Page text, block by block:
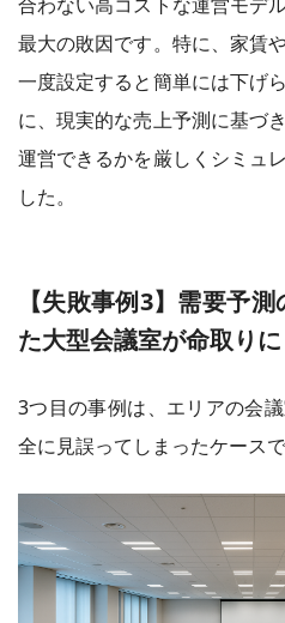
最大の敗因です。特に、家賃
一度設定すると簡単には下げ
に、現実的な売上予測に基づ
運営できるかを厳しくシミュ
した。
【失敗事例3】需要予
た大型会議室が命取りに
3つ目の事例は、エリアの会
全に見誤ってしまったケースで